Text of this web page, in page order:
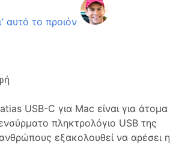
αυτό το προιόν
USB-C για Mac είναι για άτομα
πληκτρολόγιο USB της
εξακολουθεί να αρέσει η